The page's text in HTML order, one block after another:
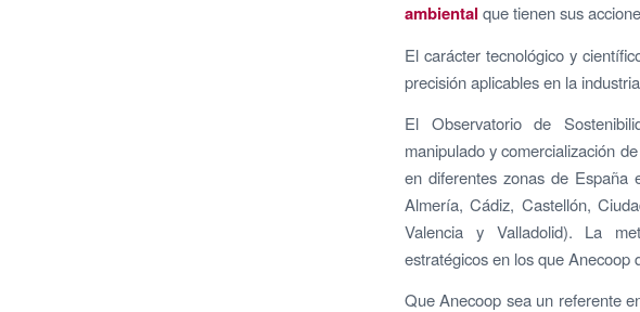
ambiental que tienen sus
El carácter tecnológico y
precisión aplicables en la
El Observatorio de
manipulado y comercialización
en diferentes zonas de España
Almería, Cádiz, Castellón,
Valencia y Valladolid). La
estratégicos en los que Anecoop
Que Anecoop sea un referente